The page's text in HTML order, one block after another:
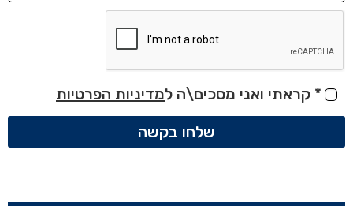
* קראתי ואני מסכים\ה למדיניות הפרטיות
שלחו בקשה